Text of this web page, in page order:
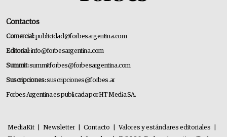
Contactos
Comercial:publicidad@forbesargentina.com
Editorial:info@forbesargentina.com
Summit:summitforbes@forbesargentina.com
Suscripciones:suscripciones@forbes.ar
Forbes Argentina es publicada por HT Media SA.
MediaKit Newsletter Contacto Valores y estándares editoriales